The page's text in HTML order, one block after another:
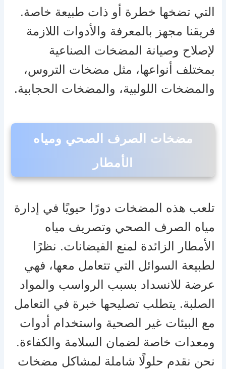
التي تضخها خطرة أو ذات طبيعة خاصة.
فريقنا مجهز بالمعرفة والأدوات اللازمة
لإصلاح وصيانة المضخات الصناعية
بمختلف أنواعها، مثل مضخات التروس،
والمضخات اللولبية، والمضخات الحجابية.
مضخات الصرف الصحي ومياه
الأمطار
تلعب هذه المضخات دورًا حيويًا في إدارة
مياه الصرف الصحي وتصريف مياه
الأمطار الزائدة لمنع الفيضانات. نظرًا
لطبيعة السوائل التي تتعامل معها، فهي
عرضة للانسداد بسبب الرواسب والمواد
الصلبة. يتطلب تصليحها خبرة في التعامل
مع البيئات غير الصحية واستخدام أدوات
ومعدات خاصة لضمان السلامة والكفاءة.
نحن نقدم حلولًا شاملة لمشاكل مضخات